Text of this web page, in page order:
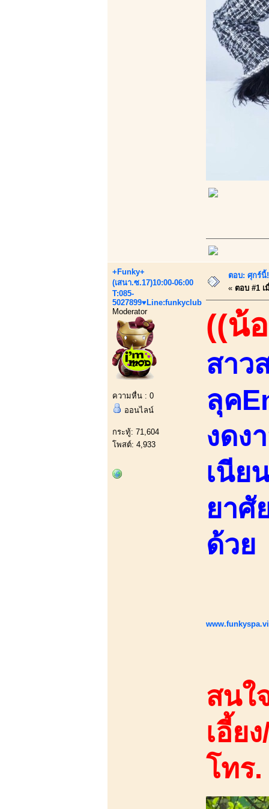
+Funky+
(เสนา.ซ.17)10:00-06:00
T:085-
5027899♥Line:funkyclub
Moderator
ความหื่น : 0
ออนไลน์
กระทู้: 71,604
โพสต์: 4,933
ตอบ: ศุกร์นี้
« ตอบ #1 เ
((น้
สาว
ลุค
งดง
เนีย
ยาศั
ด้วย
สนใ
เอี้ย
โทร